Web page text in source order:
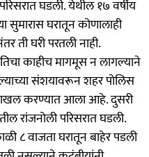
घडली. येथील १७ वर्षीय
सुमारास घरातून कोणालाही
ती घरी परतली नाही.
काहीच मागमूस न लागल्याने
संशयावरून शहर पोलिस
दाखल करण्यात आला आहे. दुसरी
रांजनोली परिसरात घडली.
८ वाजता घरातून बाहेर पडली